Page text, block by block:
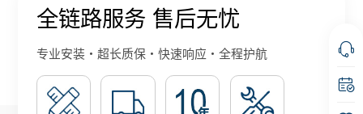
全链路服务 售后无忧
专业安装・超长质保・快速响应・全程护航